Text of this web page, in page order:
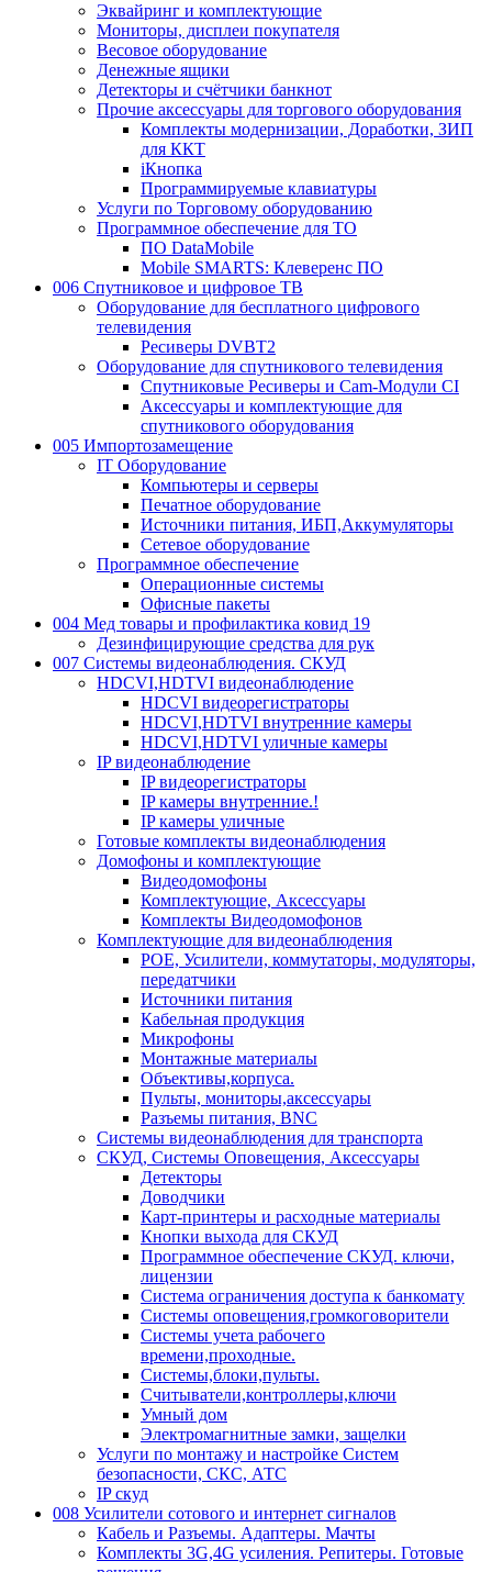
Эквайринг и комплектующие
Мониторы, дисплеи покупателя
Весовое оборудование
Денежные ящики
Детекторы и счётчики банкнот
Прочие аксессуары для торгового оборудования
Комплекты модернизации, Доработки, ЗИП
для ККТ
iКнопка
Программируемые клавиатуры
Услуги по Торговому оборудованию
Программное обеспечение для ТО
ПО DataMobile
Mobile SMARTS: Клеверенс ПО
006 Спутниковое и цифровое ТВ
Оборудование для бесплатного цифрового
телевидения
Ресиверы DVBT2
Оборудование для спутникового телевидения
Спутниковые Ресиверы и Cam-Модули CI
Аксессуары и комплектующие для
спутникового оборудования
005 Импортозамещение
IT Оборудование
Компьютеры и серверы
Печатное оборудование
Источники питания, ИБП,Аккумуляторы
Сетевое оборудование
Программное обеспечение
Операционные системы
Офисные пакеты
004 Мед товары и профилактика ковид 19
Дезинфицирующие средства для рук
007 Системы видеонаблюдения. СКУД
HDCVI,HDTVI видеонаблюдение
HDCVI видеорегистраторы
HDCVI,HDTVI внутренние камеры
HDCVI,HDTVI уличные камеры
IP видеонаблюдение
IP видеорегистраторы
IP камеры внутренние.!
IP камеры уличные
Готовые комплекты видеонаблюдения
Домофоны и комплектующие
Видеодомофоны
Комплектующие, Аксессуары
Комплекты Видеодомофонов
Комплектующие для видеонаблюдения
POE, Усилители, коммутаторы, модуляторы,
передатчики
Источники питания
Кабельная продукция
Микрофоны
Монтажные материалы
Объективы,корпуса.
Пульты, мониторы,аксессуары
Разъемы питания, BNC
Системы видеонаблюдения для транспорта
СКУД, Системы Оповещения, Аксессуары
Детекторы
Доводчики
Карт-принтеры и расходные материалы
Кнопки выхода для СКУД
Программное обеспечение СКУД. ключи,
лицензии
Система ограничения доступа к банкомату
Системы оповещения,громкоговорители
Системы учета рабочего
времени,проходные.
Системы,блоки,пульты.
Считыватели,контроллеры,ключи
Умный дом
Электромагнитные замки, защелки
Услуги по монтажу и настройке Систем
безопасности, СКС, АТС
IP скуд
008 Усилители сотового и интернет сигналов
Кабель и Разъемы. Адаптеры. Мачты
Комплекты 3G,4G усиления. Репитеры. Готовые